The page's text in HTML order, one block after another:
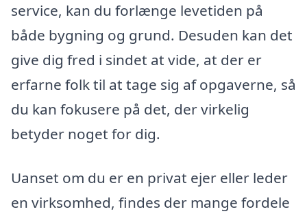
service, kan du forlænge levetiden på
både bygning og grund. Desuden kan det
give dig fred i sindet at vide, at der er
erfarne folk til at tage sig af opgaverne, så
du kan fokusere på det, der virkelig
betyder noget for dig.
Uanset om du er en privat ejer eller leder
en virksomhed, findes der mange fordele